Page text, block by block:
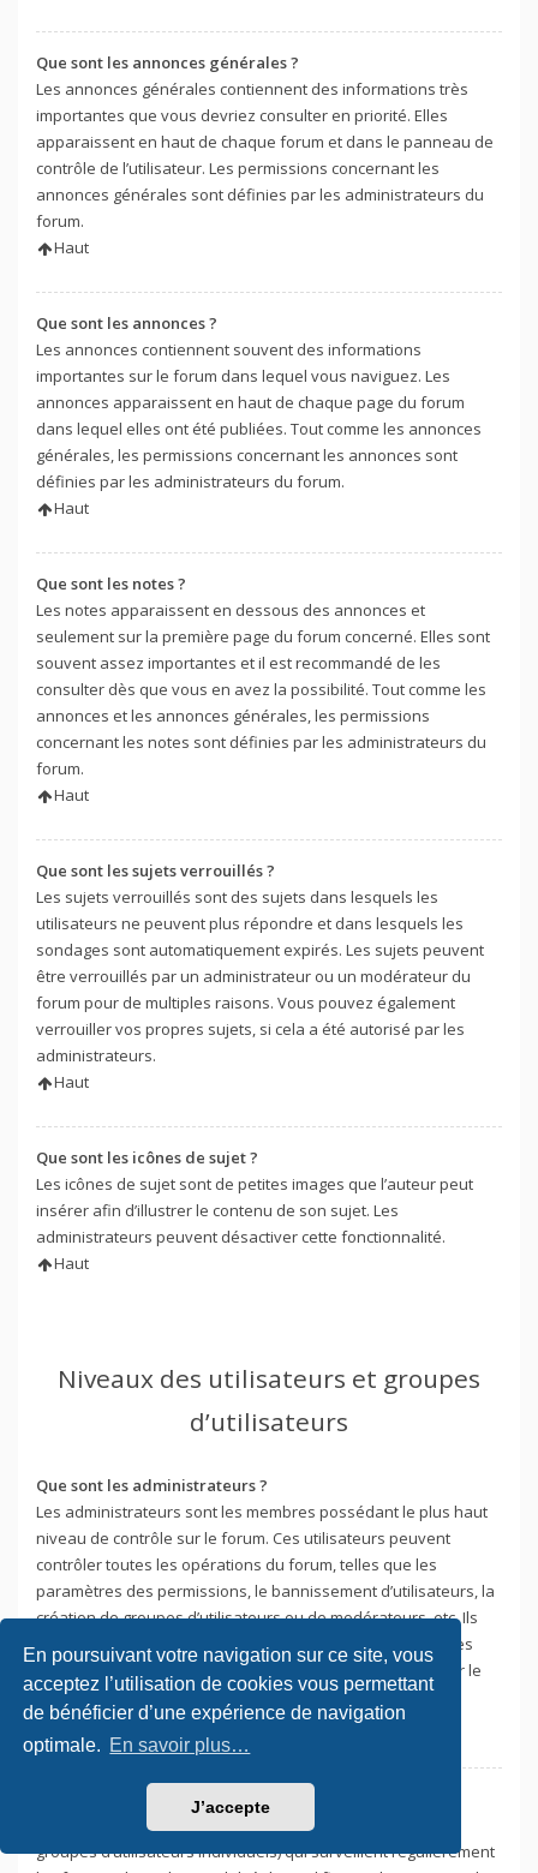
En poursuivant votre navigation sur ce site, vous
acceptez l’utilisation de cookies vous permettant
de bénéficier d’une expérience de navigation
optimale. En savoir plus…
J’accepte
Que sont les annonces générales ?
Les annonces générales contiennent des informations très
importantes que vous devriez consulter en priorité. Elles
apparaissent en haut de chaque forum et dans le panneau de
contrôle de l’utilisateur. Les permissions concernant les
annonces générales sont définies par les administrateurs du
forum.
Haut
Que sont les annonces ?
Les annonces contiennent souvent des informations
importantes sur le forum dans lequel vous naviguez. Les
annonces apparaissent en haut de chaque page du forum
dans lequel elles ont été publiées. Tout comme les annonces
générales, les permissions concernant les annonces sont
définies par les administrateurs du forum.
Haut
Que sont les notes ?
Les notes apparaissent en dessous des annonces et
seulement sur la première page du forum concerné. Elles sont
souvent assez importantes et il est recommandé de les
consulter dès que vous en avez la possibilité. Tout comme les
annonces et les annonces générales, les permissions
concernant les notes sont définies par les administrateurs du
forum.
Haut
Que sont les sujets verrouillés ?
Les sujets verrouillés sont des sujets dans lesquels les
utilisateurs ne peuvent plus répondre et dans lesquels les
sondages sont automatiquement expirés. Les sujets peuvent
être verrouillés par un administrateur ou un modérateur du
forum pour de multiples raisons. Vous pouvez également
verrouiller vos propres sujets, si cela a été autorisé par les
administrateurs.
Haut
Que sont les icônes de sujet ?
Les icônes de sujet sont de petites images que l’auteur peut
insérer afin d’illustrer le contenu de son sujet. Les
administrateurs peuvent désactiver cette fonctionnalité.
Haut
Niveaux des utilisateurs et groupes
d’utilisateurs
Que sont les administrateurs ?
Les administrateurs sont les membres possédant le plus haut
niveau de contrôle sur le forum. Ces utilisateurs peuvent
contrôler toutes les opérations du forum, telles que les
paramètres des permissions, le bannissement d’utilisateurs, la
création de groupes d’utilisateurs ou de modérateurs, etc. Ils
peuvent également être habilités à modérer l’ensemble des
forums. Tout ceci dépend de la configuration effectuée par le
fondateur du forum.
Haut
Que sont les modérateurs ?
Les modérateurs sont des utilisateurs individuels (ou des
groupes d’utilisateurs individuels) qui surveillent régulièrement